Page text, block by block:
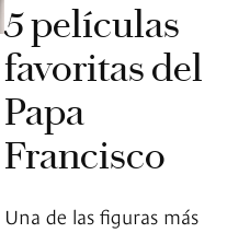
5 películas
favoritas del
Papa
Francisco
Una de las figuras más